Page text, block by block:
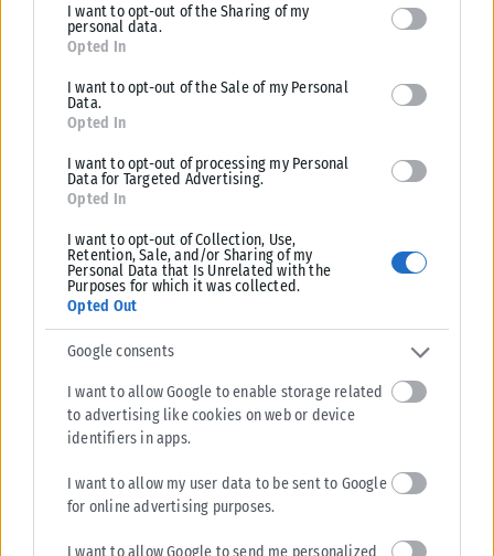
deny consent to Google and its third-party tags to use your data
for below specified purposes in below Google consent section.
I want to opt-out of the Sharing of my
personal data.
Opted In
I want to opt-out of the Sale of my Personal
Data.
Opted In
I want to opt-out of processing my Personal
Data for Targeted Advertising.
Opted In
I want to opt-out of Collection, Use,
Retention, Sale, and/or Sharing of my
Personal Data that Is Unrelated with the
Purposes for which it was collected.
Opted Out
Google consents
I want to allow Google to enable storage related
to advertising like cookies on web or device
identifiers in apps.
I want to allow my user data to be sent to Google
for online advertising purposes.
I want to allow Google to send me personalized
ΕΛΛΆΔΑ
Η συγκινητική ανάρτηση της Αφροδίτης Νέστορα για τη
μητέρα της: «Συγγνώμη που δεν κατάφερα να σε
προστατεύσω»
Με μια συγκινητική ανάρτηση, η Αφροδίτη Νέστορα περιγράφει τον
βαθύ πόνο για την απώλεια της μητέρας της, η οποία έχασε...